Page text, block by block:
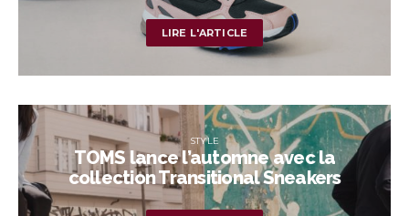
LIRE L'ARTICLE
STYLE
TOMS lance l’automne avec la
collection Transitional Sneakers